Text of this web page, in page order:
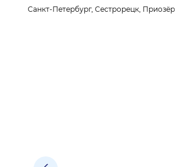
Санкт-Петербург, Сестрорецк,